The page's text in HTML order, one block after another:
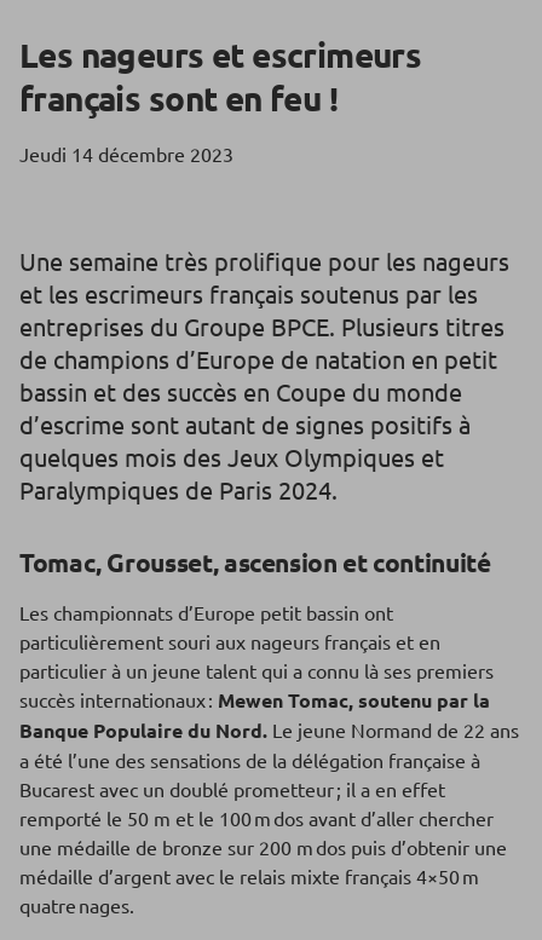
Les nageurs et escrimeurs
français sont en feu !
Jeudi 14 décembre 2023
Une semaine très prolifique pour les nageurs
et les escrimeurs français soutenus par les
entreprises du Groupe BPCE. Plusieurs titres
de champions d’Europe de natation en petit
bassin et des succès en Coupe du monde
d’escrime sont autant de signes positifs à
quelques mois des Jeux Olympiques et
Paralympiques de Paris 2024.
Tomac, Grousset, ascension et continuité
Les championnats d’Europe petit bassin ont
particulièrement souri aux nageurs français et en
particulier à un jeune talent qui a connu là ses premiers
succès internationaux : Mewen Tomac, soutenu par la
Banque Populaire du Nord. Le jeune Normand de 22 ans
a été l’une des sensations de la délégation française à
Bucarest avec un doublé prometteur ; il a en effet
remporté le 50 m et le 100 m dos avant d’aller chercher
une médaille de bronze sur 200 m dos puis d’obtenir une
médaille d’argent avec le relais mixte français 4×50 m
quatre nages.